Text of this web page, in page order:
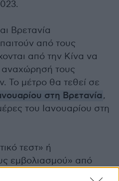
Βρετανία
από τους
από την Κίνα να
αναχώρησή τους
Το μέτρο θα τεθεί σε
στη Βρετανία,
του Ιανουαρίου στη
τεστ» ή
εμβολιασμού» από